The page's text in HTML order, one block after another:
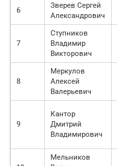
6
Зверев Сергей
Александрович
7
Ступников
Владимир
Викторович
8
Меркулов
Алексей
Валерьевич
9
Кантор
Дмитрий
Владимирович
Мельников